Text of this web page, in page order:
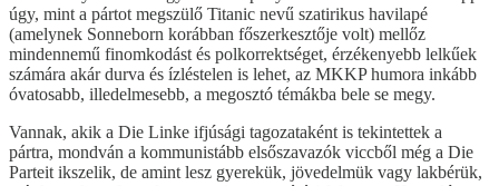
úgy, mint a pártot megszülő Titanic nevű szatirikus havilapé
(amelynek Sonneborn korábban főszerkesztője volt) mellőz
mindennemű finomkodást és polkorrektséget, érzékenyebb lelkűek
számára akár durva és ízléstelen is lehet, az MKKP humora inkább
óvatosabb, illedelmesebb, a megosztó témákba bele se megy.
Vannak, akik a Die Linke ifjúsági tagozataként is tekintettek a
pártra, mondván a kommunistább elsőszavazók viccből még a Die
Parteit ikszelik, de amint lesz gyerekük, jövedelmük vagy lakbérük,